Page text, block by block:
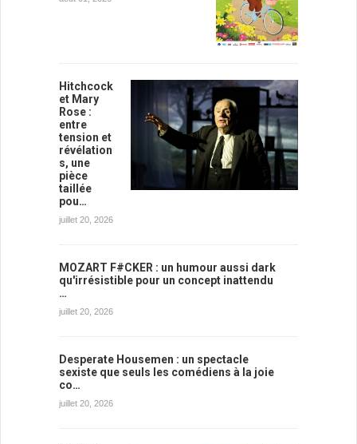
Hitchcock
et Mary
Rose :
entre
tension et
révélation
s, une
pièce
taillée
pou…
juillet 20, 2026
MOZART F#CKER : un humour aussi dark
qu'irrésistible pour un concept inattendu
…
juillet 20, 2026
Desperate Housemen : un spectacle
sexiste que seuls les comédiens à la joie
co…
juillet 20, 2026